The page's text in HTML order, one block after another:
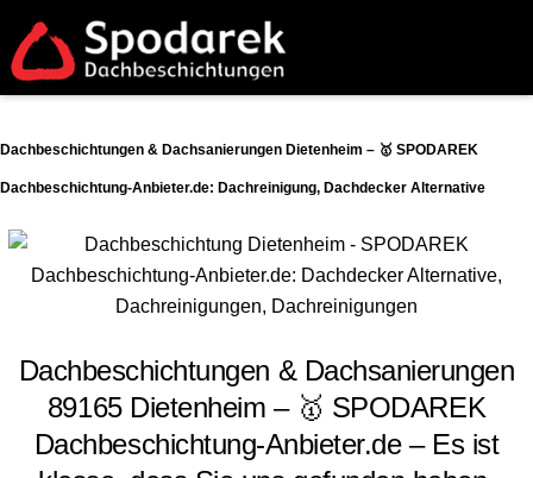
Dachbeschichtungen & Dachsanierungen Dietenheim – 🥇 SPODAREK
Dachbeschichtung-Anbieter.de: Dachreinigung, Dachdecker Alternative
Dachbeschichtungen & Dachsanierungen
89165 Dietenheim – 🥇 SPODAREK
Dachbeschichtung-Anbieter.de – Es ist